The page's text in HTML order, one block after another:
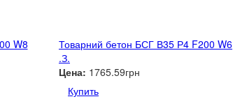
W8
Товарний бетон БСГ В35 Р4 F200 W6
.З.
Цена: 1765.59грн
Купить